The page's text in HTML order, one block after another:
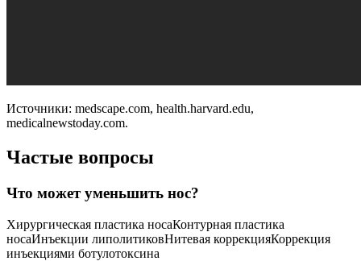
Источники: medscape.com, health.harvard.edu,
medicalnewstoday.com.
Частые вопросы
Что может уменьшить нос?
Хирургическая пластика носаКонтурная пластика
носаИнъекции липолитиковНитевая коррекцияКоррекция
инъекциями ботулотоксина